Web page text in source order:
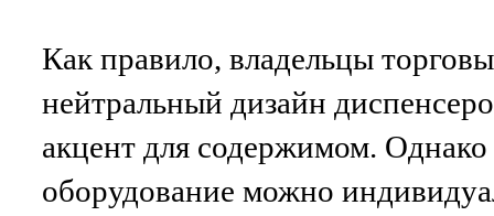
Как правило, владельцы
нейтральный дизайн
акцент для содержимом.
оборудование можно